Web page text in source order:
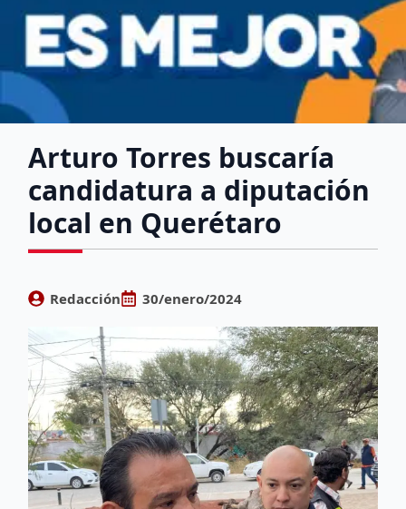
Arturo Torres buscaría
candidatura a diputación
local en Querétaro
Redacción 30/enero/2024